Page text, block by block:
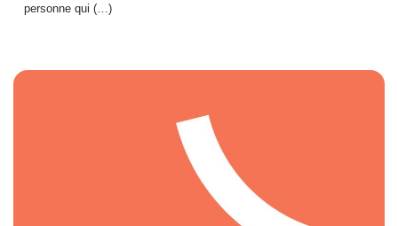
personne qui (…)